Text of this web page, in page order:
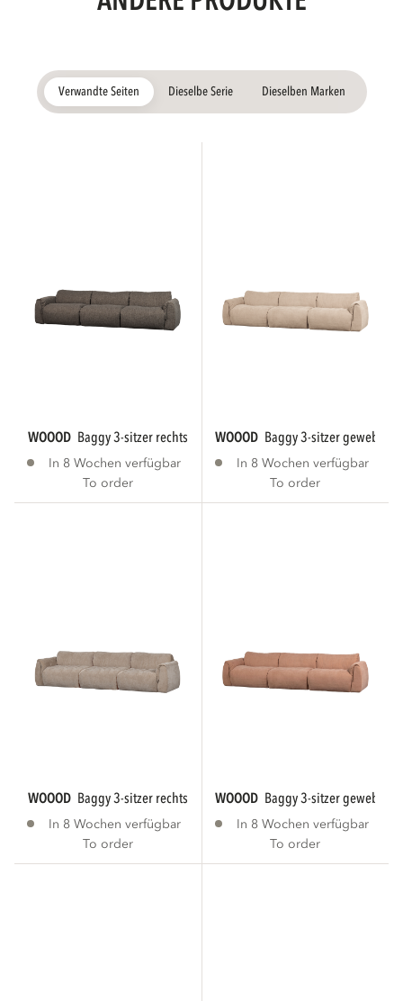
Verwandte Seiten Dieselbe Serie Dieselben Marken
WOOOD baggy 3-sitzer rechts webstoff warmes...
In 8 Wochen verfügbar
To order
WOOOD baggy 3-sitzer gewebte
In 8 Wochen verfügbar
To order
WOOOD baggy 3-sitzer rechts 3d chenille sand...
In 8 Wochen verfügbar
To order
WOOOD baggy 3-sitzer gewebte
In 8 Wochen verfügbar
To order